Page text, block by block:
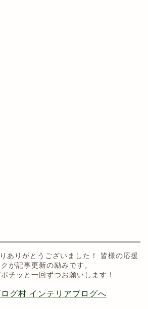
ありがとうございました！ 皆様の応援
が記事更新の励みです。
チッと一回ずつお願いします！